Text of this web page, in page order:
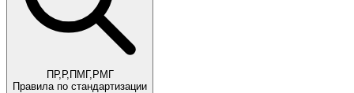
ПР,Р,ПМГ,РМГ
Правила по стандартизации